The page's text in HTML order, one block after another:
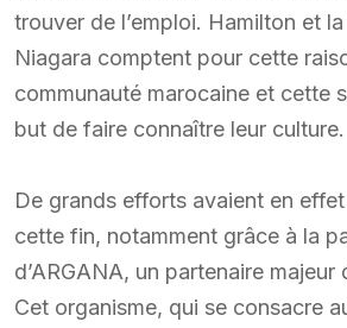
trouver de l’emploi. Hamilton et
Niagara comptent pour cette
communauté marocaine et cette
but de faire connaître leur culture.
De grands efforts avaient en
cette fin, notamment grâce à la
d’ARGANA, un partenaire majeur
Cet organisme, qui se consacre